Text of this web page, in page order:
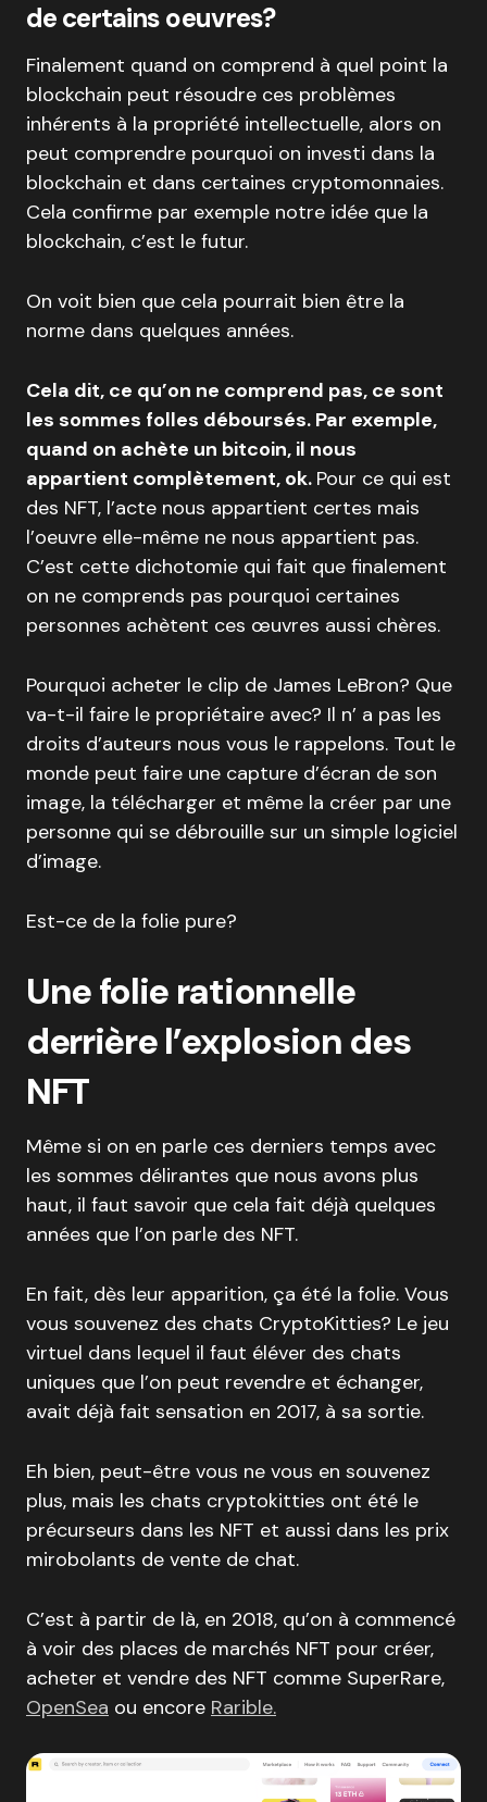
de certains oeuvres?
Finalement quand on comprend à quel point la
blockchain peut résoudre ces problèmes
inhérents à la propriété intellectuelle, alors on
peut comprendre pourquoi on investi dans la
blockchain et dans certaines cryptomonnaies.
Cela confirme par exemple notre idée que la
blockchain, c’est le futur.
On voit bien que cela pourrait bien être la
norme dans quelques années.
Cela dit, ce qu’on ne comprend pas, ce sont
les sommes folles déboursés. Par exemple,
quand on achète un bitcoin, il nous
appartient complètement, ok. Pour ce qui est
des NFT, l’acte nous appartient certes mais
l’oeuvre elle-même ne nous appartient pas.
C’est cette dichotomie qui fait que finalement
on ne comprends pas pourquoi certaines
personnes achètent ces œuvres aussi chères.
Pourquoi acheter le clip de James LeBron? Que
va-t-il faire le propriétaire avec? Il n’ a pas les
droits d’auteurs nous vous le rappelons. Tout le
monde peut faire une capture d’écran de son
image, la télécharger et même la créer par une
personne qui se débrouille sur un simple logiciel
d’image.
Est-ce de la folie pure?
Une folie rationnelle
derrière l’explosion des
NFT
Même si on en parle ces derniers temps avec
les sommes délirantes que nous avons plus
haut, il faut savoir que cela fait déjà quelques
années que l’on parle des NFT.
En fait, dès leur apparition, ça été la folie. Vous
vous souvenez des chats CryptoKitties? Le jeu
virtuel dans lequel il faut éléver des chats
uniques que l’on peut revendre et échanger,
avait déjà fait sensation en 2017, à sa sortie.
Eh bien, peut-être vous ne vous en souvenez
plus, mais les chats cryptokitties ont été le
précurseurs dans les NFT et aussi dans les prix
mirobolants de vente de chat.
C’est à partir de là, en 2018, qu’on à commencé
à voir des places de marchés NFT pour créer,
acheter et vendre des NFT comme SuperRare,
OpenSea ou encore Rarible.